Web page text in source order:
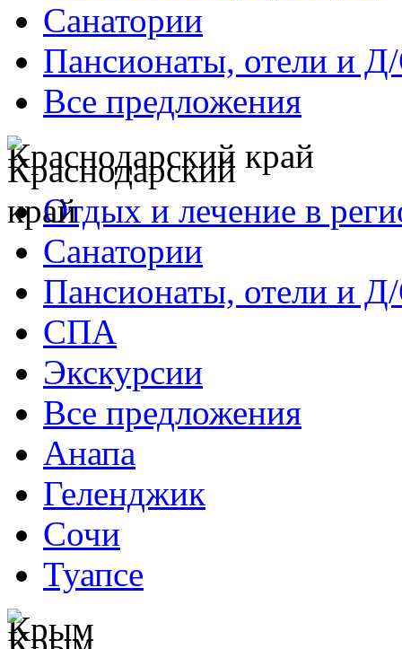
Санатории
Пансионаты, отели и
Все предложения
Краснодарский край
Отдых и лечение в
Санатории
Пансионаты, отели и
СПА
Экскурсии
Все предложения
Анапа
Геленджик
Сочи
Туапсе
Крым